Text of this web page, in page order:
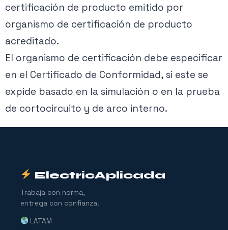
certificación de producto emitido por
organismo de certificación de producto
acreditado.
El organismo de certificación debe especificar
en el Certificado de Conformidad, si este se
expide basado en la simulación o en la prueba
de cortocircuito y de arco interno.
ElectricAplicada
Trabaja con norma,
entrega con confianza.
LATAM